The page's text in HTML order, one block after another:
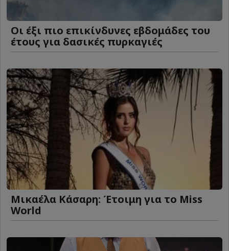
Οι έξι πιο επικίνδυνες εβδομάδες του
έτους για δασικές πυρκαγιές
Μικαέλα Κάσαρη: Έτοιμη για το Miss
World